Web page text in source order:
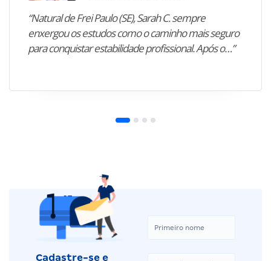
“Natural de Frei Paulo (SE), Sarah C. sempre
enxergou os estudos como o caminho mais seguro
para conquistar estabilidade profissional. Após o…”
Cadastre-se e